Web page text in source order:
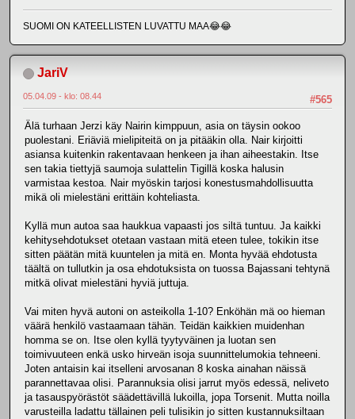
SUOMI ON KATEELLISTEN LUVATTU MAA😂😂
JariV
#565
05.04.09 - klo: 08.44
Älä turhaan Jerzi käy Nairin kimppuun, asia on täysin ookoo
puolestani. Eriäviä mielipiteitä on ja pitääkin olla. Nair kirjoitti
asiansa kuitenkin rakentavaan henkeen ja ihan aiheestakin. Itse
sen takia tiettyjä saumoja sulattelin Tigillä koska halusin
varmistaa kestoa. Nair myöskin tarjosi konestusmahdollisuutta
mikä oli mielestäni erittäin kohteliasta.
Kyllä mun autoa saa haukkua vapaasti jos siltä tuntuu. Ja kaikki
kehitysehdotukset otetaan vastaan mitä eteen tulee, tokikin itse
sitten päätän mitä kuuntelen ja mitä en. Monta hyvää ehdotusta
täältä on tullutkin ja osa ehdotuksista on tuossa Bajassani tehtynä
mitkä olivat mielestäni hyviä juttuja.
Vai miten hyvä autoni on asteikolla 1-10? Enköhän mä oo hieman
väärä henkilö vastaamaan tähän. Teidän kaikkien muidenhan
homma se on. Itse olen kyllä tyytyväinen ja luotan sen
toimivuuteen enkä usko hirveän isoja suunnittelumokia tehneeni.
Joten antaisin kai itselleni arvosanan 8 koska ainahan näissä
parannettavaa olisi. Parannuksia olisi jarrut myös edessä, neliveto
ja tasauspyörästöt säädettävillä lukoilla, jopa Torsenit. Mutta noilla
varusteilla ladattu tällainen peli tulisikin jo sitten kustannuksiltaan